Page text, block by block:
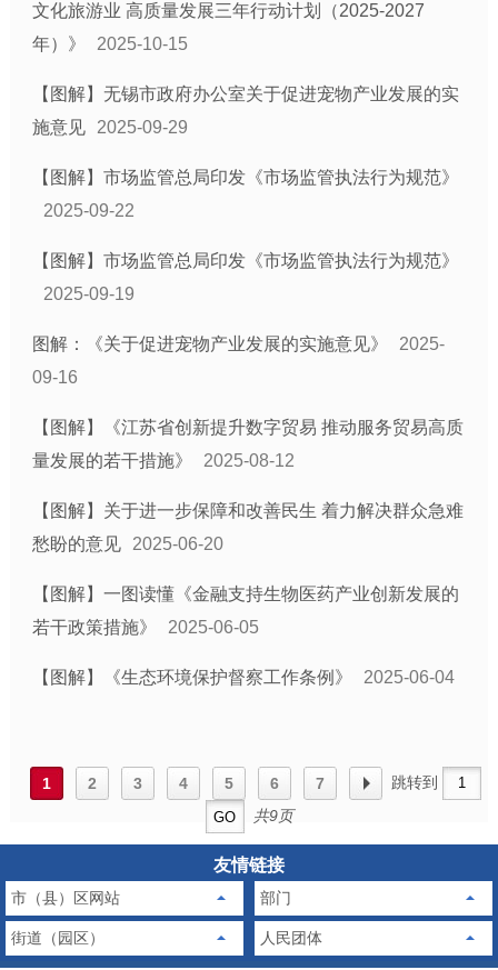
文化旅游业 高质量发展三年行动计划（2025-2027
年）》
2025-10-15
【图解】无锡市政府办公室关于促进宠物产业发展的实
施意见
2025-09-29
【图解】市场监管总局印发《市场监管执法行为规范》
2025-09-22
【图解】市场监管总局印发《市场监管执法行为规范》
2025-09-19
图解：《关于促进宠物产业发展的实施意见》
2025-
09-16
【图解】《江苏省创新提升数字贸易 推动服务贸易高质
量发展的若干措施》
2025-08-12
【图解】关于进一步保障和改善民生 着力解决群众急难
愁盼的意见
2025-06-20
【图解】一图读懂《金融支持生物医药产业创新发展的
若干政策措施》
2025-06-05
【图解】《生态环境保护督察工作条例》 2025-06-04
1 2 3 4 5 6 7
跳转到
共9页
友情链接
市（县）区网站 部门
街道（园区） 人民团体